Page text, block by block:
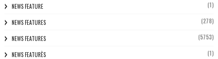
NEWS FEATURE (1)
NEWS FEATURES (278)
NEWS FEATURES (5753)
NEWS FEATURÈS (1)